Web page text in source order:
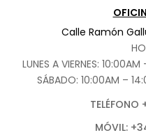
Calle Ramón
LUNES A VIERNES:
SÁBADO: 10:00AM –
MÓVIL: